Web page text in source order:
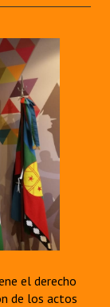
el derecho
de los actos